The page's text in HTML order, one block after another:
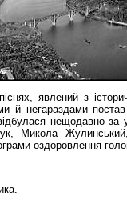
явлений з
й негараздами
нещодавно за
Микола
оздоровлення